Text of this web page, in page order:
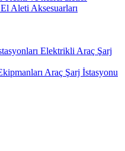
El Aleti Aksesuarları
Elektrikli Araç Şarj
Araç Şarj İstasyonu